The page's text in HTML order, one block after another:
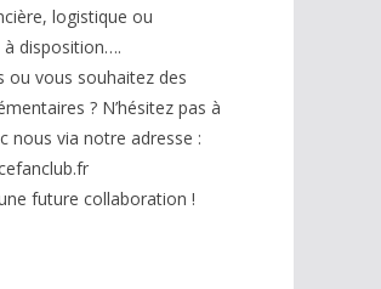
logistique ou
disposition….
ou vous souhaitez des
? N’hésitez pas à
nous via notre adresse :
future collaboration !